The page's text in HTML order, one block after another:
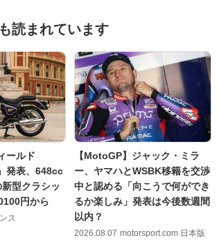
読まれています
ールド
発表、648cc
型クラシッ
円から
ス
【MotoGP】ジャック・ミラ
ー、ヤマハとWSBK移籍を交渉
中と認める「向こうで何ができ
るか楽しみ」発表は今後数週間
以内？
2026.08.07 motorsport.com 日本版